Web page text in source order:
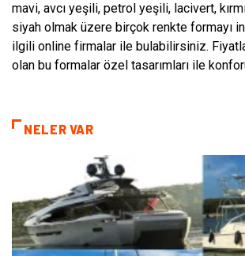
mavi, avcı yeşili, petrol yeşili, lacivert,
siyah olmak üzere birçok renkte formayı
ilgili online firmalar ile bulabilirsiniz.
olan bu formalar özel tasarımları ile
NELER VAR